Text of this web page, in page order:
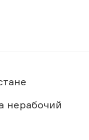
нерабочий